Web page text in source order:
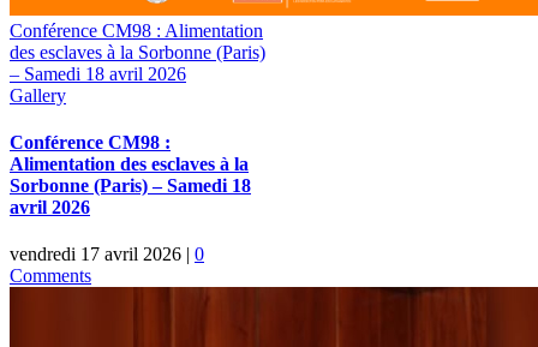
Conférence CM98 : Alimentation
des esclaves à la Sorbonne (Paris)
– Samedi 18 avril 2026
Gallery
Conférence CM98 :
Alimentation des esclaves à la
Sorbonne (Paris) – Samedi 18
avril 2026
vendredi 17 avril 2026 | 0
Comments